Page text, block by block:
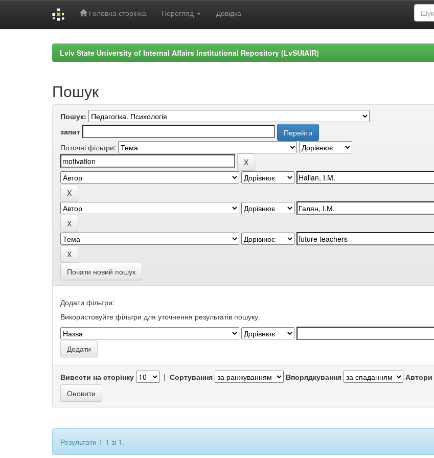
Головна сторінка Перегляд Довідка
Lviv State University of Internal Affairs Institutional Repository (LvSUIAIR)
Пошук
Пошук:
запит
Поточні фільтри:
Почати новий пошук
Додати фільтри:
Використовуйте фільтри для уточнення результатів пошуку.
Вивести на сторінку | Сортування Впорядкування Автори
Результати 1-1 зі 1.